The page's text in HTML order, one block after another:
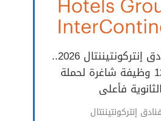
وظائف فنادق إنتركونتيننتال 2026..
لشغل 126 وظيفة شاغرة لحملة
الثانوية فأعلى
إنتركونتيننتال